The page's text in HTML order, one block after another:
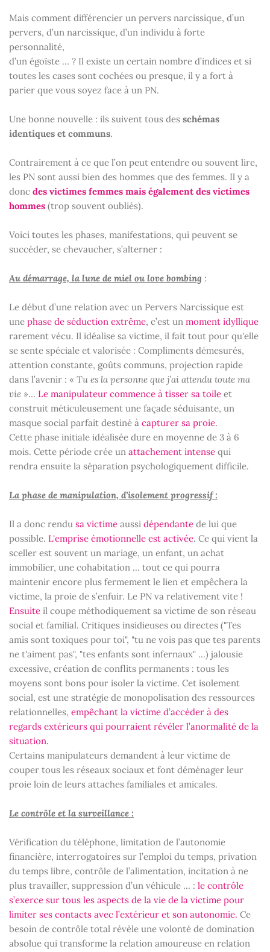
Mais comment différencier un pervers narcissique, d’un
pervers, d’un narcissique, d’un individu à forte
personnalité,
d’un égoïste … ? Il existe un certain nombre d’indices et si
toutes les cases sont cochées ou presque, il y a fort à
parier que vous soyez face à un PN.
Une bonne nouvelle : ils suivent tous des schémas
identiques et communs.
Contrairement à ce que l’on peut entendre ou souvent lire,
les PN sont aussi bien des hommes que des femmes. Il y a
donc des victimes femmes mais également des victimes
hommes (trop souvent oubliés).
Voici toutes les phases, manifestations, qui peuvent se
succéder, se chevaucher, s’alterner :
Au démarrage, la lune de miel ou love bombing :
Le début d’une relation avec un Pervers Narcissique est
une phase de séduction extrême, c’est un moment idyllique
rarement vécu. Il idéalise sa victime, il fait tout pour qu'elle
se sente spéciale et valorisée : Compliments démesurés,
attention constante, goûts communs, projection rapide
dans l’avenir : « Tu es la personne que j’ai attendu toute ma
vie »… Le manipulateur commence à tisser sa toile et
construit méticuleusement une façade séduisante, un
masque social parfait destiné à capturer sa proie.
Cette phase initiale idéalisée dure en moyenne de 3 à 6
mois. Cette période crée un attachement intense qui
rendra ensuite la séparation psychologiquement difficile.
La phase de manipulation, d’isolement progressif :
Il a donc rendu sa victime aussi dépendante de lui que
possible. L'emprise émotionnelle est activée. Ce qui vient la
sceller est souvent un mariage, un enfant, un achat
immobilier, une cohabitation … tout ce qui pourra
maintenir encore plus fermement le lien et empêchera la
victime, la proie de s’enfuir. Le PN va relativement vite !
Ensuite il coupe méthodiquement sa victime de son réseau
social et familial. Critiques insidieuses ou directes ("Tes
amis sont toxiques pour toi", "tu ne vois pas que tes parents
ne t'aiment pas", "tes enfants sont infernaux" ...) jalousie
excessive, création de conflits permanents : tous les
moyens sont bons pour isoler la victime. Cet isolement
social, est une stratégie de monopolisation des ressources
relationnelles, empêchant la victime d’accéder à des
regards extérieurs qui pourraient révéler l’anormalité de la
situation.
Certains manipulateurs demandent à leur victime de
couper tous les réseaux sociaux et font déménager leur
proie loin de leurs attaches familiales et amicales.
Le contrôle et la surveillance :
Vérification du téléphone, limitation de l’autonomie
financière, interrogatoires sur l’emploi du temps, privation
du temps libre, contrôle de l’alimentation, incitation à ne
plus travailler, suppression d’un véhicule ... : le contrôle
s’exerce sur tous les aspects de la vie de la victime pour
limiter ses contacts avec l’extérieur et son autonomie. Ce
besoin de contrôle total révèle une volonté de domination
absolue qui transforme la relation amoureuse en relation